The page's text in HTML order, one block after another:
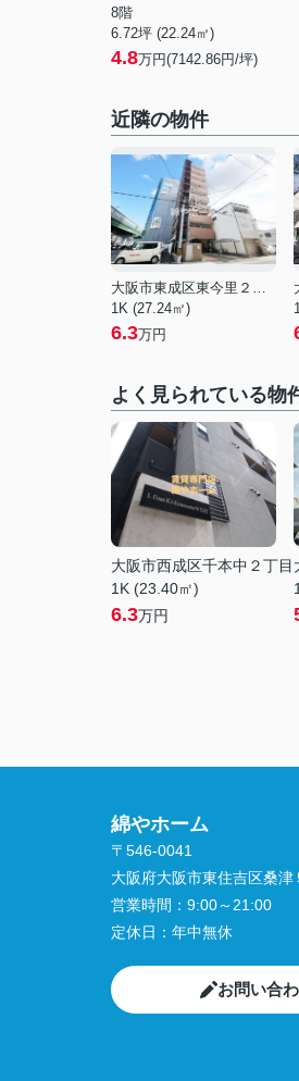
8階
6.72坪 (22.24㎡)
4.8万円(7142.86円/坪)
近隣の物件
大阪市東成区東今里２丁目
1K (27.24㎡)
6.3万円
よく見られている物
大阪市西成区千本中２丁目
1K (23.40㎡)
6.3万円
綿やホーム
〒546-0041
大阪府大阪市東住吉区桑
営業時間： 9:00～21:00
定休日： 年中無休
お問い合